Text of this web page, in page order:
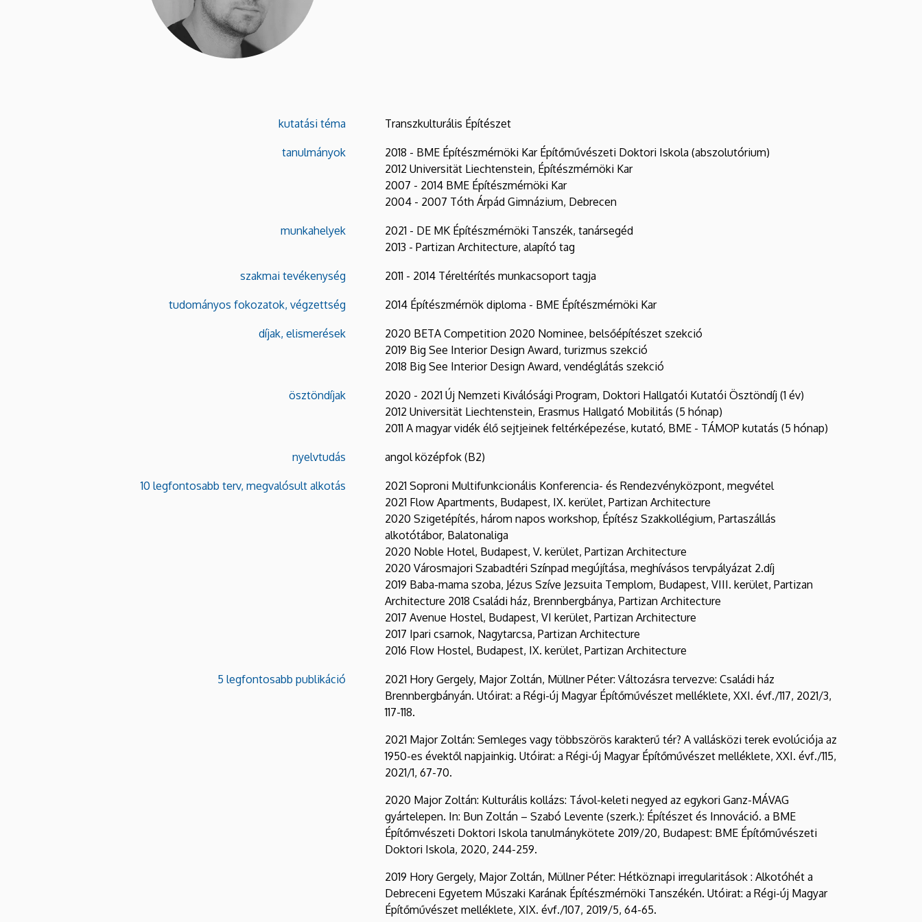
kutatási téma Transzkulturális Építészet
tanulmányok
2018 - BME Építészmérnöki Kar Építőművészeti Doktori Iskola (abszolutórium)
2012 Universität Liechtenstein, Építészmérnöki Kar
2007 - 2014 BME Építészmérnöki Kar
2004 - 2007 Tóth Árpád Gimnázium, Debrecen
munkahelyek
2021 - DE MK Építészmérnöki Tanszék, tanársegéd
2013 - Partizan Architecture, alapító tag
szakmai tevékenység 2011 - 2014 Téreltérítés munkacsoport tagja
tudományos fokozatok, végzettség 2014 Építészmérnök diploma - BME Építészmérnöki Kar
díjak, elismerések
2020 BETA Competition 2020 Nominee, belsőépítészet szekció
2019 Big See Interior Design Award, turizmus szekció
2018 Big See Interior Design Award, vendéglátás szekció
ösztöndíjak
2020 - 2021 Új Nemzeti Kiválósági Program, Doktori Hallgatói Kutatói Ösztöndíj (1 év)
2012 Universität Liechtenstein, Erasmus Hallgató Mobilitás (5 hónap)
2011 A magyar vidék élő sejtjeinek feltérképezése, kutató, BME - TÁMOP kutatás (5 hónap)
nyelvtudás angol középfok (B2)
10 legfontosabb terv, megvalósult alkotás
2021 Soproni Multifunkcionális Konferencia- és Rendezvényközpont, megvétel
2021 Flow Apartments, Budapest, IX. kerület, Partizan Architecture
2020 Szigetépítés, három napos workshop, Építész Szakkollégium, Partaszállás
alkotótábor, Balatonaliga
2020 Noble Hotel, Budapest, V. kerület, Partizan Architecture
2020 Városmajori Szabadtéri Színpad megújítása, meghívásos tervpályázat 2.díj
2019 Baba-mama szoba, Jézus Szíve Jezsuita Templom, Budapest, VIII. kerület, Partizan
Architecture 2018 Családi ház, Brennbergbánya, Partizan Architecture
2017 Avenue Hostel, Budapest, VI kerület, Partizan Architecture
2017 Ipari csarnok, Nagytarcsa, Partizan Architecture
2016 Flow Hostel, Budapest, IX. kerület, Partizan Architecture
5 legfontosabb publikáció
2021 Hory Gergely, Major Zoltán, Müllner Péter: Változásra tervezve: Családi ház
Brennbergbányán. Utóirat: a Régi-új Magyar Építőművészet melléklete, XXI. évf./117, 2021/3,
117-118.
2021 Major Zoltán: Semleges vagy többszörös karakterű tér? A vallásközi terek evolúciója az
1950-es évektől napjainkig. Utóirat: a Régi-új Magyar Építőművészet melléklete, XXI. évf./115,
2021/1, 67-70.
2020 Major Zoltán: Kulturális kollázs: Távol-keleti negyed az egykori Ganz-MÁVAG
gyártelepen. In: Bun Zoltán – Szabó Levente (szerk.): Építészet és Innováció. a BME
Építőmvészeti Doktori Iskola tanulmánykötete 2019/20, Budapest: BME Építőművészeti
Doktori Iskola, 2020, 244-259.
2019 Hory Gergely, Major Zoltán, Müllner Péter: Hétköznapi irregularitások : Alkotóhét a
Debreceni Egyetem Műszaki Karának Építészmérnöki Tanszékén. Utóirat: a Régi-új Magyar
Építőművészet melléklete, XIX. évf./107, 2019/5, 64-65.